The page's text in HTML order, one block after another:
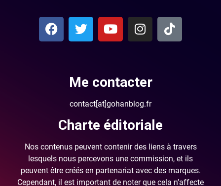
Me contacter
contact[at]gohanblog.fr
Charte éditoriale
Nos contenus peuvent contenir des liens à travers
lesquels nous percevons une commission, et ils
peuvent être créés en partenariat avec des marques.
Cependant, il est important de noter que cela n’affecte